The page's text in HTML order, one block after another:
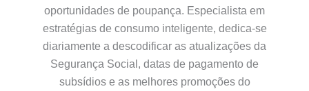
oportunidades de poupança. Especialista em
estratégias de consumo inteligente, dedica-se
diariamente a descodificar as atualizações da
Segurança Social, datas de pagamento de
subsídios e as melhores promoções do